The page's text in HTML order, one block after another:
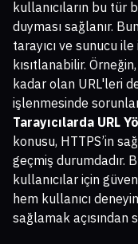
kullanıcıların bu tür
duyması sağlanır.
tarayıcı ve sunucu
kısıtlanabilir.
kadar olan URL'leri
işlenmesinde
Tarayıcılarda URL
konusu, HTTPS’in
geçmiş durumdadır.
kullanıcılar için
hem kullanıcı
sağlamak açısından